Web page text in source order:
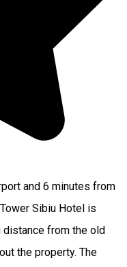
and 6 minutes from
Sibiu Hotel is
from the old
the property. The